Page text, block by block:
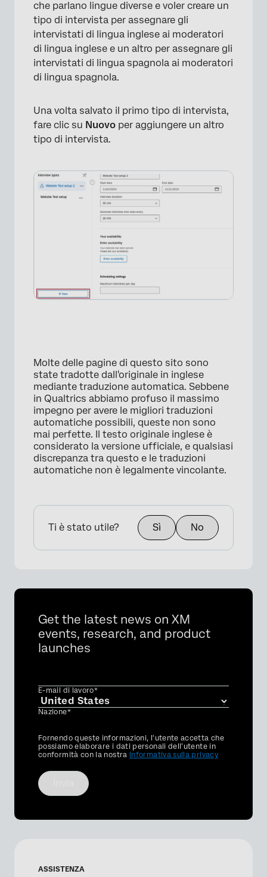
che parlano lingue diverse e voler creare un
tipo di intervista per assegnare gli
intervistati di lingua inglese ai moderatori
di lingua inglese e un altro per assegnare gli
intervistati di lingua spagnola ai moderatori
di lingua spagnola.
Una volta salvato il primo tipo di intervista,
fare clic su Nuovo per aggiungere un altro
tipo di intervista.
Molte delle pagine di questo sito sono
state tradotte dall'originale in inglese
mediante traduzione automatica. Sebbene
in Qualtrics abbiamo profuso il massimo
impegno per avere le migliori traduzioni
automatiche possibili, queste non sono
mai perfette. Il testo originale inglese è
considerato la versione ufficiale, e qualsiasi
discrepanza tra questo e le traduzioni
automatiche non è legalmente vincolante.
Ti è stato utile? Sì No
Get the latest news on XM
events, research, and product
launches
E-mail di lavoro*
Nazione*
Privacy
Optin
Fornendo queste informazioni, l'utente accetta che
possiamo elaborare i dati personali dell'utente in
conformità con la nostra Informativa sulla privacy
ASSISTENZA